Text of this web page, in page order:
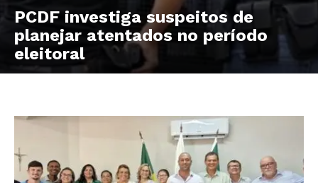
PCDF investiga suspeitos de
planejar atentados no período
eleitoral